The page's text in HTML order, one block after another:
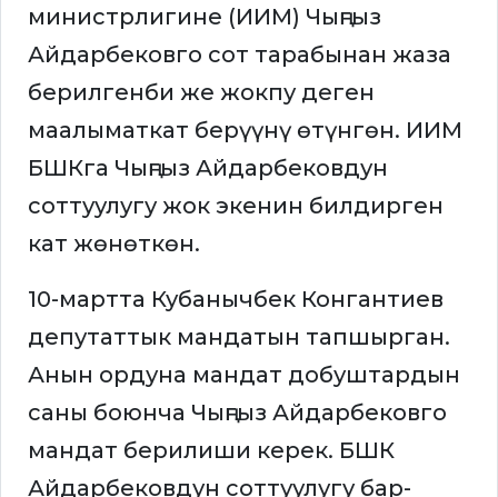
министрлигине (ИИМ) Чыңгыз
Айдарбековго сот тарабынан жаза
берилгенби же жокпу деген
маалыматкат берүүнү өтүнгөн. ИИМ
БШКга Чыңгыз Айдарбековдун
соттуулугу жок экенин билдирген
кат жөнөткөн.
10-мартта Кубанычбек Конгантиев
депутаттык мандатын тапшырган.
Анын ордуна мандат добуштардын
саны боюнча Чыңгыз Айдарбековго
мандат берилиши керек. БШК
Айдарбековдун соттуулугу бар-